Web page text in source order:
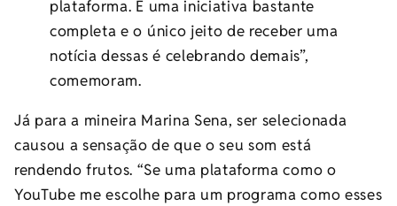
plataforma. É uma iniciativa bastante
completa e o único jeito de receber uma
notícia dessas é celebrando demais”,
comemoram.
Já para a mineira Marina Sena, ser selecionada
causou a sensação de que o seu som está
rendendo frutos. “Se uma plataforma como o
YouTube me escolhe para um programa como esses